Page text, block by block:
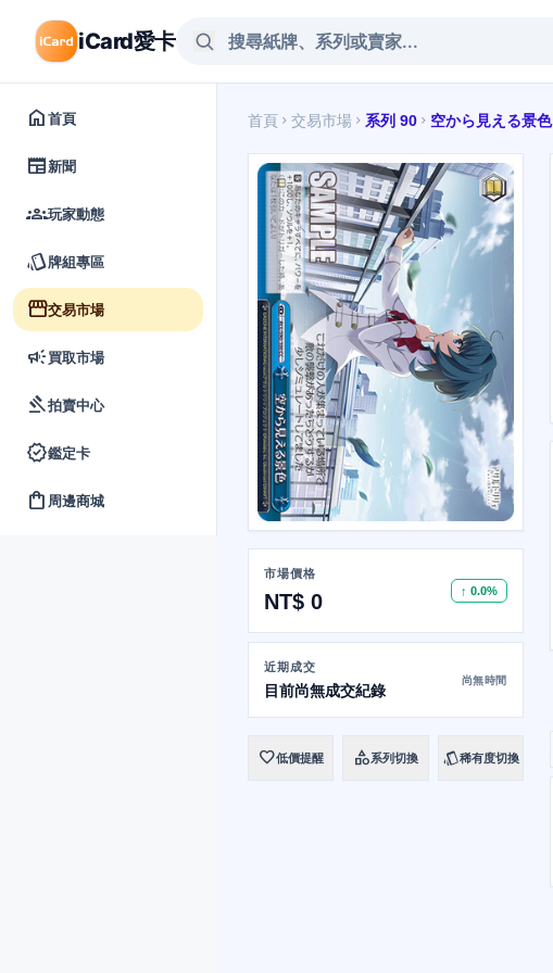
iCard愛卡
home首頁
newspaper新聞
groups玩家動態
style牌組專區
storefront交易市場
campaign買取市場
gavel拍賣中心
verified鑑定卡
shopping_bag 周邊商城
首頁 chevron_right 交易市場 chevron_right 系列 90 chevron_right 空から見える景色
市場價格
NT$ 0 ↑ 0.0%
近期成交
目前尚無成交紀錄
尚無時間
favorite低價提醒 category系列切換 style稀有度切換